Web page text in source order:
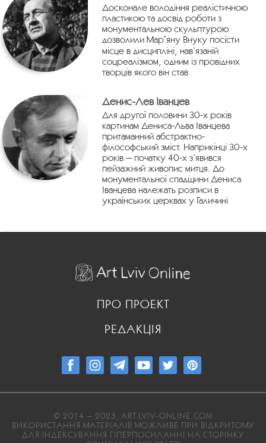
Досконале володіння реалістичною
пластикою та досвід роботи з
монументальною скульптурою
дозволили Марʼяну Внуку посісти
місце в дисципліні, нав’язаній
соцреалізмом, одним із провідних
творців якого він став
Денис-Лев Іванцев
Для другої половини 30-х років
картинам Дениса-Льва Іванцева
притаманний абстрактно-
філософський зміст. Наприкінці 30-х
років — початку 40-х з’явився
пейзажний живопис митця. До
монументальної спадщини Дениса
Іванцева належать розписи в
українських церквах у Галичині
ПРО ПРОЕКТ
РЕДАКЦІЯ
© 2014 — 2023, ART.LVIV-ONLINE.COM
ВИКОРИСТАННЯ МАТЕРІАЛІВ МОЖЛИВЕ ПРИ ВІДКРИТОМУ
ДЛЯ ІНДЕКСУВАННЯ ГІПЕРПОСИЛАННІ НА СТОРІНКУ